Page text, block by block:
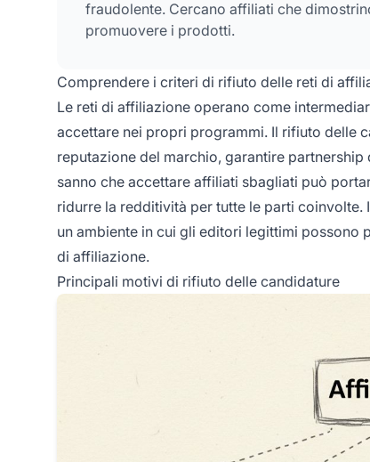
fraudolente. Cercano affiliati che
promuovere i prodotti.
Comprendere i criteri di rifiuto delle reti di
Le reti di affiliazione operano come
accettare nei propri programmi. Il rifiuto delle
reputazione del marchio, garantire partnership
sanno che accettare affiliati sbagliati può
ridurre la redditività per tutte le parti
un ambiente in cui gli editori legittimi possono
di affiliazione.
Principali motivi di rifiuto delle candidature